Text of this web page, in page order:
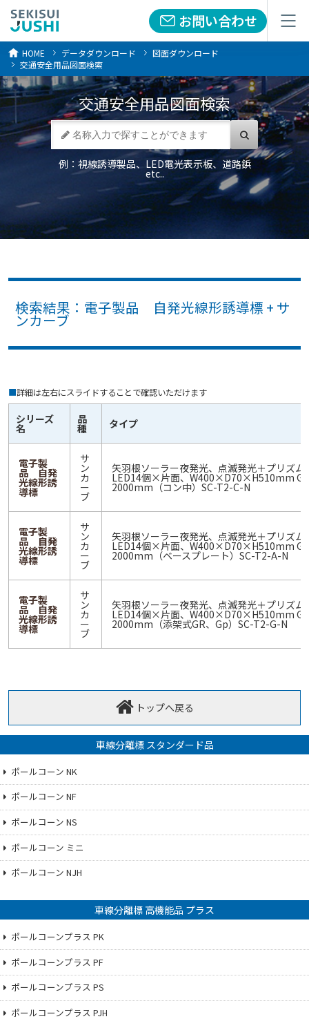
お問い合わせ
メニュー お問い合わせ
メニュー
HOME データダウンロード
図面ダウンロード
交通安全用品図面検索
交通安全用品図面検索
例：視線誘導製品、LED電光表示板、道路鋲
etc..
検索結果：電子製品 自発光線形誘導標 + サ
ンカーブ
■詳細は左右にスライドすることで確認いただけます
シリーズ
名
品
種 タイプ
電子製
品 自発
光線形誘
導標
サ
ン
カ
ー
ブ
矢羽根ソーラー夜発光、点滅発光＋プリズム
LED14個×片面、W400×D70×H510mm
2000mm（コン中）SC-T2-C-N
電子製
品 自発
光線形誘
導標
サ
ン
カ
ー
ブ
矢羽根ソーラー夜発光、点滅発光＋プリズム
LED14個×片面、W400×D70×H510mm
2000mm（ベースプレート）SC-T2-A-N
電子製
品 自発
光線形誘
導標
サ
ン
カ
ー
ブ
矢羽根ソーラー夜発光、点滅発光＋プリズム
LED14個×片面、W400×D70×H510mm
2000mm（添架式GR、Gp）SC-T2-G-N
トップへ戻る
車線分離標 スタンダード品
ポールコーン NK
ポールコーン NF
ポールコーン NS
ポールコーン ミニ
ポールコーン NJH
車線分離標 高機能品 プラス
ポールコーンプラス PK
ポールコーンプラス PF
ポールコーンプラス PS
ポールコーンプラス PJH